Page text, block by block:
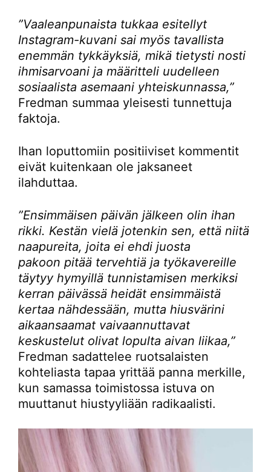
”Vaaleanpunaista tukkaa esitellyt
Instagram-kuvani sai myös tavallista
enemmän tykkäyksiä, mikä tietysti nosti
ihmisarvoani ja määritteli uudelleen
sosiaalista asemaani yhteiskunnassa,”
Fredman summaa yleisesti tunnettuja
faktoja.
Ihan loputtomiin positiiviset kommentit
eivät kuitenkaan ole jaksaneet
ilahduttaa.
”Ensimmäisen päivän jälkeen olin ihan
rikki. Kestän vielä jotenkin sen, että niitä
naapureita, joita ei ehdi juosta
pakoon pitää tervehtiä ja työkavereille
täytyy hymyillä tunnistamisen merkiksi
kerran päivässä heidät ensimmäistä
kertaa nähdessään, mutta hiusvärini
aikaansaamat vaivaannuttavat
keskustelut olivat lopulta aivan liikaa,”
Fredman sadattelee ruotsalaisten
kohteliasta tapaa yrittää panna merkille,
kun samassa toimistossa istuva on
muuttanut hiustyyliään radikaalisti.